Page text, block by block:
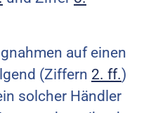
auf einen
(Ziffern 2. ff.)
solcher Händler